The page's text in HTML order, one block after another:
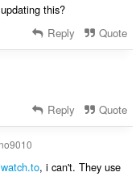
this?
Reply Quote
Reply Quote
, i can't. They use